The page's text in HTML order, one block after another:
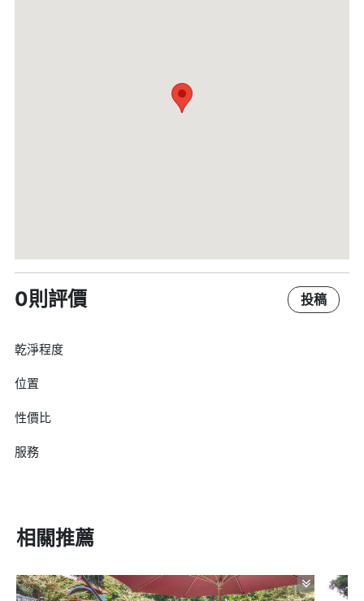
0則評價 投稿
乾淨程度
位置
性價比
服務
相關推薦